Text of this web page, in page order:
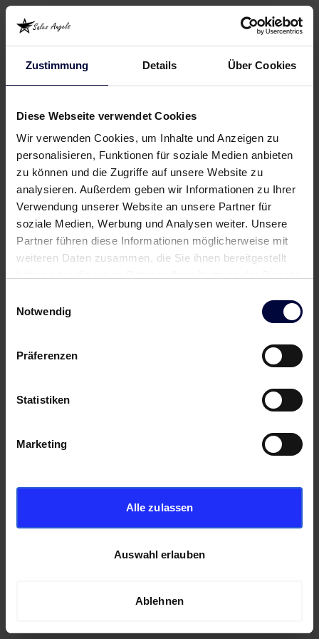
Zustimmung Details Über Cookies
Diese Webseite verwendet Cookies
Wir verwenden Cookies, um Inhalte und Anzeigen zu
personalisieren, Funktionen für soziale Medien anbieten
zu können und die Zugriffe auf unsere Website zu
analysieren. Außerdem geben wir Informationen zu Ihrer
Verwendung unserer Website an unsere Partner für
soziale Medien, Werbung und Analysen weiter. Unsere
Partner führen diese Informationen möglicherweise mit
weiteren Daten zusammen, die Sie ihnen bereitgestellt
Notwendig
Präferenzen
Statistiken
Marketing
Alle zulassen
Auswahl erlauben
Ablehnen